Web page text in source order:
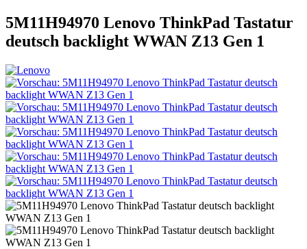
5M11H94970 Lenovo ThinkPad Tastatur
deutsch backlight WWAN Z13 Gen 1